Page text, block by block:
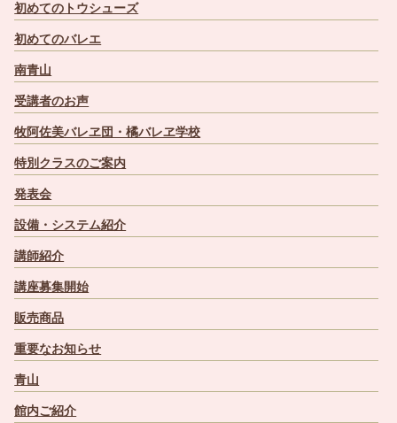
初めてのトウシューズ
初めてのバレエ
南青山
受講者のお声
牧阿佐美バレヱ団・橘バレヱ学校
特別クラスのご案内
発表会
設備・システム紹介
講師紹介
講座募集開始
販売商品
重要なお知らせ
青山
館内ご紹介